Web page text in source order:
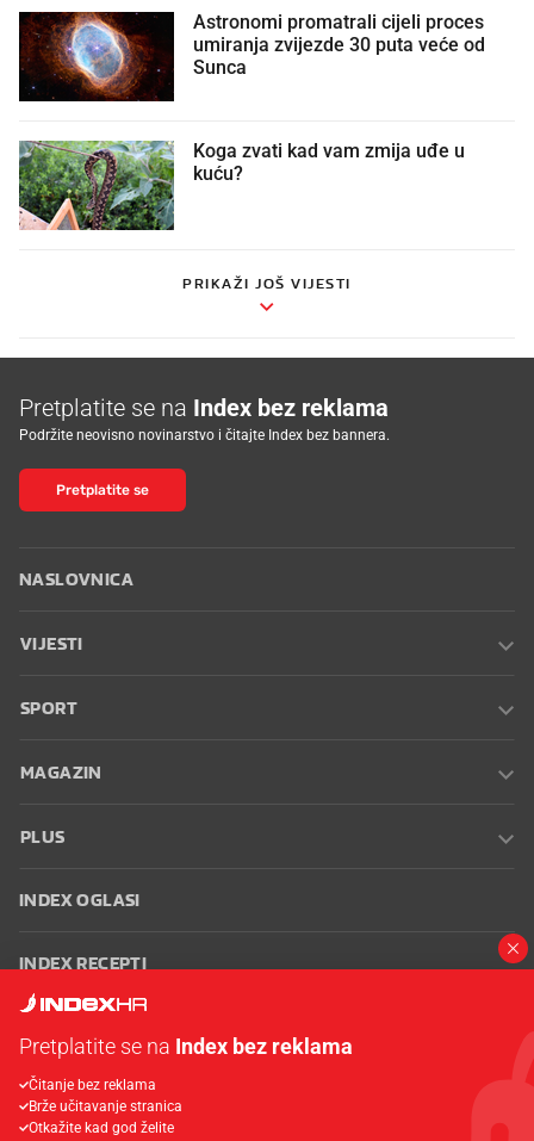
Astronomi promatrali cijeli proces
umiranja zvijezde 30 puta veće od
Sunca
Koga zvati kad vam zmija uđe u
kuću?
PRIKAŽI JOŠ VIJESTI
Pretplatite se na Index bez reklama
Podržite neovisno novinarstvo i čitajte Index bez bannera.
Pretplatite se
NASLOVNICA
VIJESTI
SPORT
MAGAZIN
PLUS
INDEX OGLASI
INDEX RECEPTI
Oglašavanje Zaposli se na Indexu
korištenja
Postavke kolačića
Pretplatite se na Index bez reklama
Čitanje bez reklama
Brže učitavanje stranica
Otkažite kad god želite